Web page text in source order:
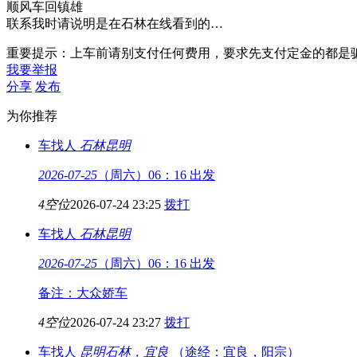
顺风车回镇雄
联系我时请说明是在石林在线看到的…
重要提示：上车前请别支付任何费用，要求先支付定金的都是
我要举报
分享 发布
为你推荐
车找人 石林昆明
2026-07-25 （周六）06：16 出发
4空位2026-07-24 23:25 拨打
车找人 石林昆明
2026-07-25 （周六）06：16 出发
备注：大众娇车
4空位2026-07-24 23:27 拨打
车找人 昆明石林，宜良 （途经：宜良，阳宗）